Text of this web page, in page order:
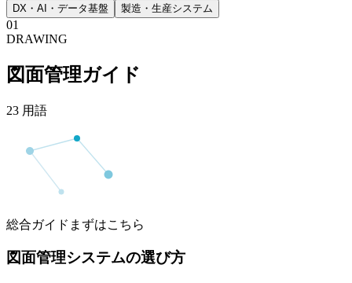
DX・AI・データ基盤
製造・生産システム
01
DRAWING
図面管理ガイド
23 用語
総合ガイド まずはこちら
図面管理システムの選び方